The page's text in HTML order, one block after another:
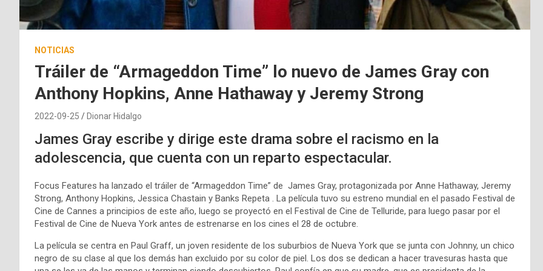
NOTICIAS
Tráiler de “Armageddon Time” lo nuevo de James Gray con
Anthony Hopkins, Anne Hathaway y Jeremy Strong
2022-09-25 Dionar Hidalgo
James Gray escribe y dirige este drama sobre el racismo en la
adolescencia, que cuenta con un reparto espectacular.
Focus Features ha lanzado el tráiler de “Armageddon Time” de James Gray, protagonizada por Anne Hathaway, Jeremy
Strong, Anthony Hopkins, Jessica Chastain y Banks Repeta . La película tuvo su estreno mundial en el pasado Festival de
Cine de Cannes a principios de este año, luego se proyectó en el Festival de Cine de Telluride, para luego pasar por el
Festival de Cine de Nueva York antes de estrenarse en los cines el 28 de octubre.
La película se centra en Paul Graff, un joven residente de los suburbios de Nueva York que se junta con Johnny, un chico
negro de su clase al que los demás han excluido por su color de piel. Los dos se dedican a hacer travesuras hasta que